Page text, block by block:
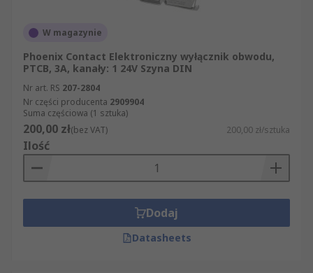
W magazynie
Phoenix Contact Elektroniczny wyłącznik obwodu,
PTCB, 3A, kanały: 1 24V Szyna DIN
Nr art. RS 207-2804
Nr części producenta 2909904
Suma częściowa (1 sztuka)
200,00 zł(bez VAT) 200,00 zł/sztuka
Ilość
Dodaj
Datasheets